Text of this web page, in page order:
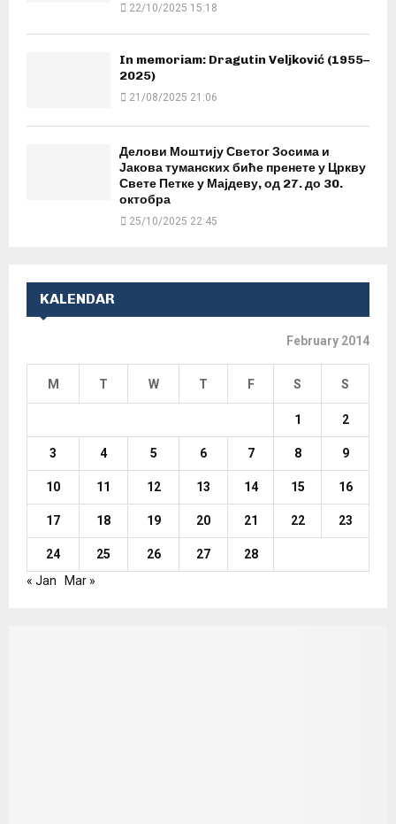
22/10/2025 15:18
In memoriam: Dragutin Veljković (1955–
2025)
21/08/2025 21:06
Делови Моштију Светог Зосима и
Јакова туманских биће пренете у Цркву
Свете Петке у Мајдеву, од 27. до 30.
октобра
25/10/2025 22:45
KALENDAR
February 2014
M T W T F S S
1 2
3 4 5 6 7 8 9
10 11 12 13 14 15 16
17 18 19 20 21 22 23
24 25 26 27
28
« Jan
Mar »